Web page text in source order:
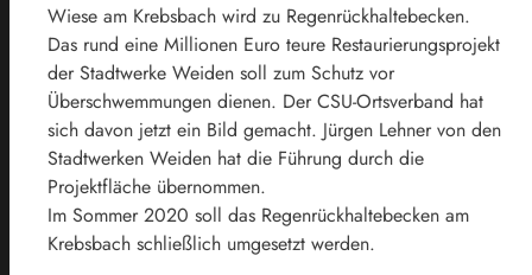
Wiese am Krebsbach wird zu Regenrückhaltebecken.
Das rund eine Millionen Euro teure Restaurierungsprojekt
der Stadtwerke Weiden soll zum Schutz vor
Überschwemmungen dienen. Der CSU-Ortsverband hat
sich davon jetzt ein Bild gemacht. Jürgen Lehner von den
Stadtwerken Weiden hat die Führung durch die
Projektfläche übernommen.
Im Sommer 2020 soll das Regenrückhaltebecken am
Krebsbach schließlich umgesetzt werden.